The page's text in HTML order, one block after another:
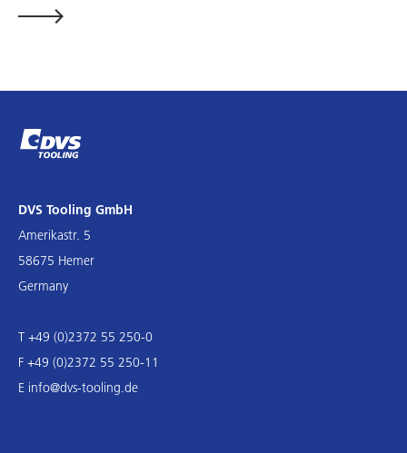
DVS Tooling GmbH
Amerikastr. 5
58675 Hemer
Germany
T +49 (0)2372 55 250-0
F +49 (0)2372 55 250-11
E info@dvs-tooling.de